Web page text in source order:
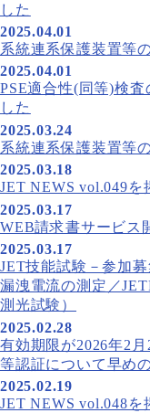
した
2025.04.01
系統連系保護装置等
2025.04.01
PSE適合性(同等)検
した
2025.03.24
系統連系保護装置等
2025.03.18
JET NEWS vol.049を
2025.03.17
WEB請求書サービス
2025.03.17
JET技能試験－参加募
漏洩電流の測定／
測光試験）
2025.02.28
有効期限が2026年2
等認証について早め
2025.02.19
JET NEWS vol.048を